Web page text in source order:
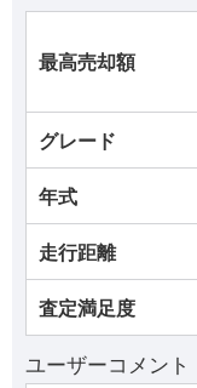
最高売却額
グレード
年式
走行距離
査定満足度
ユーザーコメント